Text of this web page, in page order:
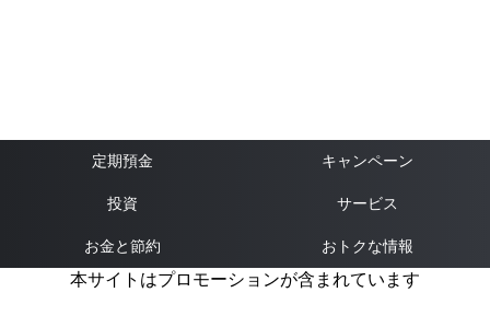
定期預金 キャンペーン
投資 サービス
お金と節約 おトクな情報
本サイトはプロモーションが含まれています